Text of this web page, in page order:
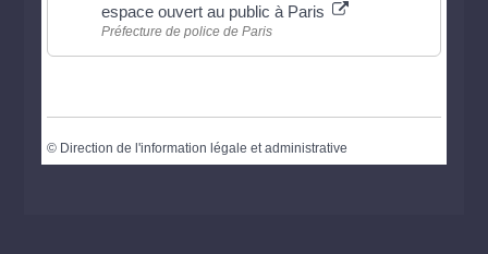
espace ouvert au public à Paris
Préfecture de police de Paris
© Direction de l'information légale et administrative